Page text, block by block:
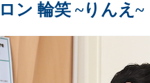
ン 輪笑 ~りんえ~